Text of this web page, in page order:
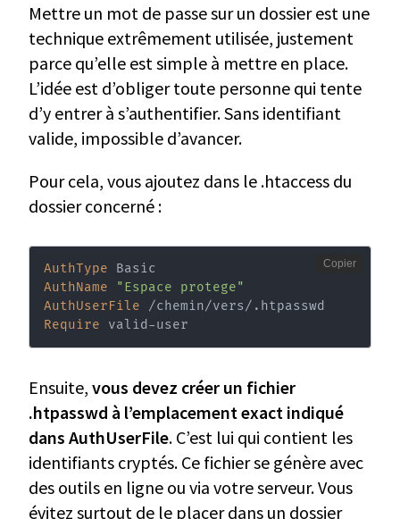
Mettre un mot de passe sur un dossier est une
technique extrêmement utilisée, justement
parce qu’elle est simple à mettre en place.
L’idée est d’obliger toute personne qui tente
d’y entrer à s’authentifier. Sans identifiant
valide, impossible d’avancer.
Pour cela, vous ajoutez dans le .htaccess du
dossier concerné :
AuthType
AuthName
"Espace protege"
AuthUserFile
Require valid-user
Copier
Ensuite, vous devez créer un fichier
.htpasswd à l’emplacement exact indiqué
dans AuthUserFile. C’est lui qui contient les
identifiants cryptés. Ce fichier se génère avec
des outils en ligne ou via votre serveur. Vous
évitez surtout de le placer dans un dossier